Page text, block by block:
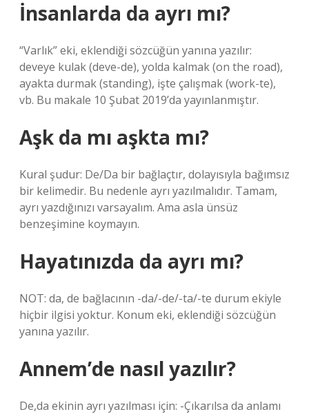
İnsanlarda da ayrı mı?
“Varlık” eki, eklendiği sözcüğün yanına yazılır:
deveye kulak (deve-de), yolda kalmak (on the road),
ayakta durmak (standing), işte çalışmak (work-te),
vb. Bu makale 10 Şubat 2019’da yayınlanmıştır.
Aşk da mı aşkta mı?
Kural şudur: De/Da bir bağlaçtır, dolayısıyla bağımsız
bir kelimedir. Bu nedenle ayrı yazılmalıdır. Tamam,
ayrı yazdığınızı varsayalım. Ama asla ünsüz
benzeşimine koymayın.
Hayatınızda da ayrı mı?
NOT: da, de bağlacının -da/-de/-ta/-te durum ekiyle
hiçbir ilgisi yoktur. Konum eki, eklendiği sözcüğün
yanına yazılır.
Annem’de nasıl yazılır?
De,da ekinin ayrı yazılması için: -Çıkarılsa da anlamı